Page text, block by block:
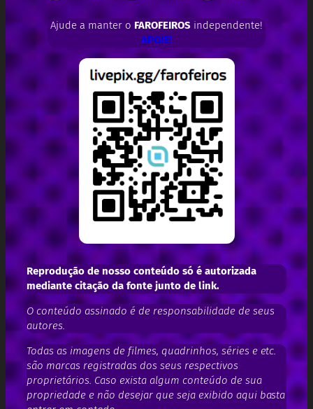
Ajude a manter o FAROFEIROSindependente!
APOIE!
Reprodução de nosso conteúdo só é autorizada
mediante citação da fonte junto de link.
O conteúdo assinado é de responsabilidade de seus
autores.
Todas as imagens de filmes, quadrinhos, séries e etc.
são marcas registradas dos seus respectivos
proprietários. Caso exista algum conteúdo de sua
propriedade e não desejar que seja exibido aqui basta